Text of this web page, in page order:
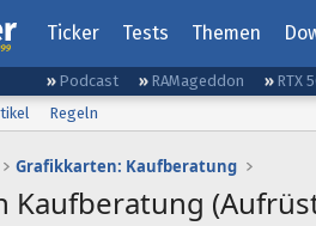
Ticker Tests Themen
Podcast RAMageddon RTX
Regeln
Grafikkarten: Kaufberatung
Kaufberatung